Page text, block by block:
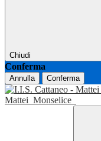
Chiudi
Conferma
Annulla Conferma
Mattei Monselice